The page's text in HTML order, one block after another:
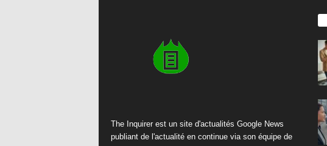
The Inquirer est un site d'actualités Google News
publiant de l'actualité en continue via son équipe de